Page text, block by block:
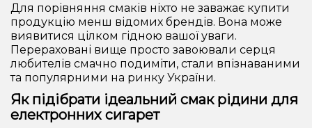
Для порівняння смаків ніхто не заважає купити
продукцію менш відомих брендів. Вона може
виявитися цілком гідною вашої уваги.
Перераховані вище просто завоювали серця
любителів смачно подиміти, стали впізнаваними
та популярними на ринку України.
Як підібрати ідеальний смак рідини для
електронних сигарет